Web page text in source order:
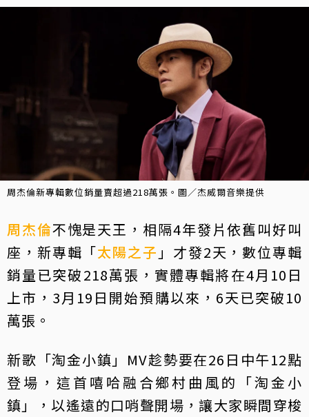
周杰倫新專輯數位銷量賣超過218萬張。圖／杰威爾音樂提供
周杰倫不愧是天王，相隔4年發片依舊叫好叫
座，新專輯「太陽之子 」才發2天，數位專輯
銷量已突破218萬張，實體專輯將在4月10日
上市，3月19日開始預購以來，6天已突破10
萬張。
新歌「淘金小鎮」MV趁勢要在26日中午12點
登場，這首嘻哈融合鄉村曲風的「淘金小
鎮」，以遙遠的口哨聲開場，讓大家瞬間穿梭